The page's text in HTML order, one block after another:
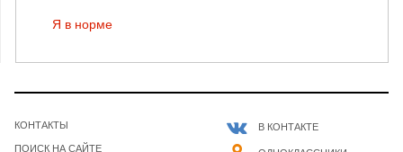
Я в норме
КОНТАКТЫ
ПОИСК НА САЙТЕ
В КОНТАКТЕ